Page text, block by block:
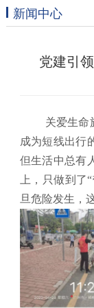
新闻中心
党建引
关爱生命
成为短线出行
但生活中总有
上，只做到了
旦危险发生，